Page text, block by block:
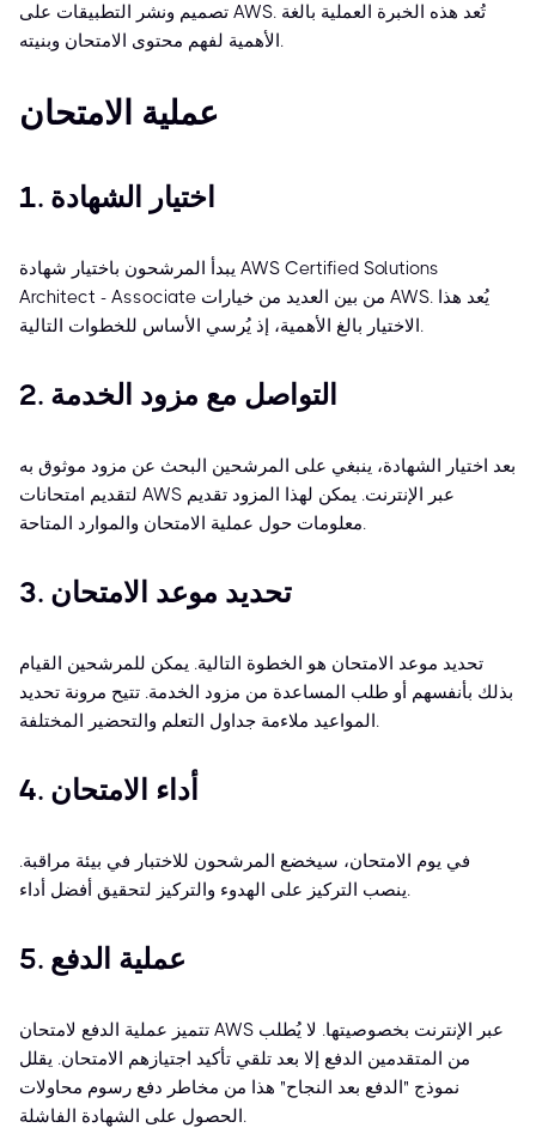
تصميم ونشر التطبيقات على AWS. تُعد هذه الخبرة العملية بالغة
الأهمية لفهم محتوى الامتحان وبنيته.
عملية الامتحان
1. اختيار الشهادة
يبدأ المرشحون باختيار شهادة AWS Certified Solutions
Architect - Associate من بين العديد من خيارات AWS. يُعد هذا
الاختيار بالغ الأهمية، إذ يُرسي الأساس للخطوات التالية.
2. التواصل مع مزود الخدمة
بعد اختيار الشهادة، ينبغي على المرشحين البحث عن مزود موثوق به
لتقديم امتحانات AWS عبر الإنترنت. يمكن لهذا المزود تقديم
معلومات حول عملية الامتحان والموارد المتاحة.
3. تحديد موعد الامتحان
تحديد موعد الامتحان هو الخطوة التالية. يمكن للمرشحين القيام
بذلك بأنفسهم أو طلب المساعدة من مزود الخدمة. تتيح مرونة تحديد
المواعيد ملاءمة جداول التعلم والتحضير المختلفة.
4. أداء الامتحان
في يوم الامتحان، سيخضع المرشحون للاختبار في بيئة مراقبة.
ينصب التركيز على الهدوء والتركيز لتحقيق أفضل أداء.
5. عملية الدفع
تتميز عملية الدفع لامتحان AWS عبر الإنترنت بخصوصيتها. لا يُطلب
من المتقدمين الدفع إلا بعد تلقي تأكيد اجتيازهم الامتحان. يقلل
نموذج "الدفع بعد النجاح" هذا من مخاطر دفع رسوم محاولات
الحصول على الشهادة الفاشلة.